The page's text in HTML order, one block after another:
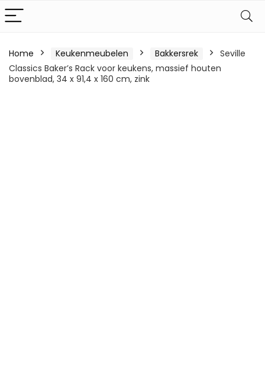
Home Keukenmeubelen Bakkersrek
Seville
Classics Baker’s Rack voor keukens, massief houten
bovenblad, 34 x 91,4 x 160 cm, zink